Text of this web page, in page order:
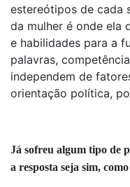
estereótipos de cada
da mulher é onde ela
e habilidades para a
palavras,
independem de
orientação política,
Já sofreu algum tipo de
a resposta seja sim,